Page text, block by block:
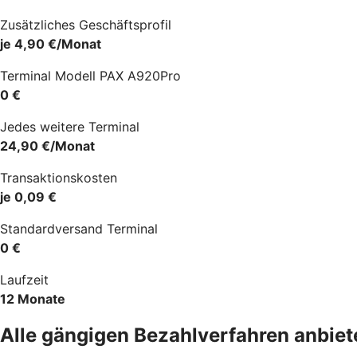
Zusätzliches Geschäftsprofil
je 4,90 €/Monat
Terminal Modell PAX A920Pro
0 €
Jedes weitere Terminal
24,90 €/Monat
Transaktionskosten
je 0,09 €
Standardversand Terminal
0 €
Laufzeit
12 Monate
Alle gängigen Bezahlverfahren